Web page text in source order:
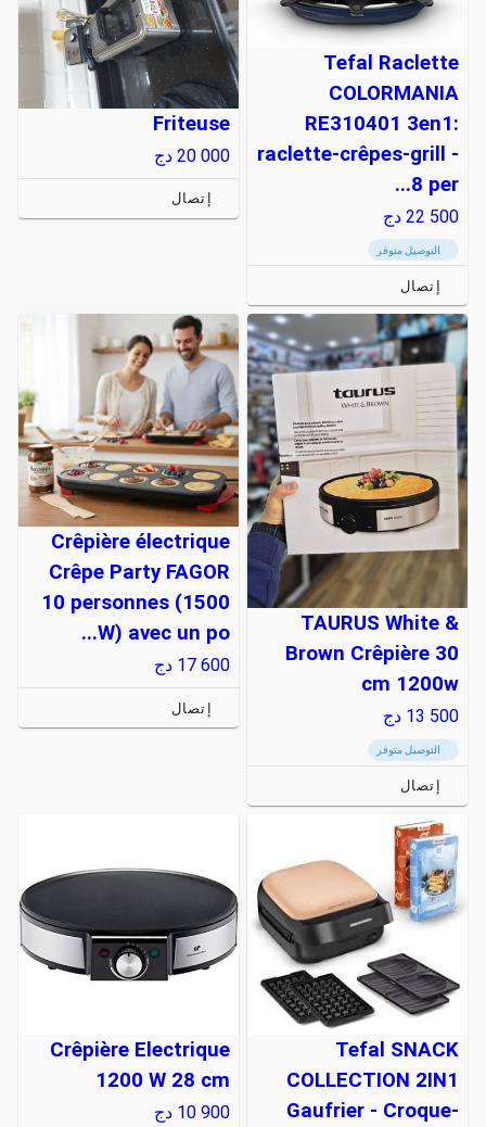
Tefal Raclette
COLORMANIA
RE310401 3en1:
raclette-crêpes-grill -
8 per...
22 500 دج
التوصيل متوفر
إتصال
Friteuse
20 000 دج
إتصال
TAURUS White &
Brown Crêpière 30
cm 1200w
13 500 دج
التوصيل متوفر
إتصال
Crêpière électrique
Crêpe Party FAGOR
10 personnes (1500
W) avec un po...
17 600 دج
إتصال
Tefal SNACK
COLLECTION 2IN1
Gaufrier - Croque-
Crêpière Electrique
1200 W 28 cm
10 900 دج